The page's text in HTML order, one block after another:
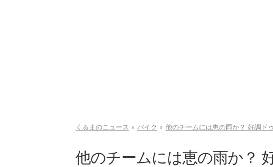
くるまのニュース バイク 他のチームには恵の雨か？ 好調ド
他のチームには恵の雨か？